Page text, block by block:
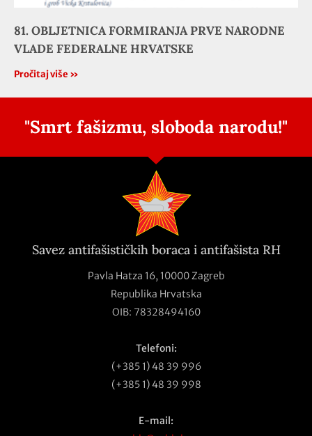
81. OBLJETNICA FORMIRANJA PRVE NARODNE
VLADE FEDERALNE HRVATSKE
Pročitaj više »
"Smrt fašizmu, sloboda narodu!"
Savez antifašističkih boraca i antifašista RH
Pavla Hatza 16, 10000 Zagreb
Republika Hrvatska
OIB: 78328494160
Telefoni:
(+385 1) 48 39 996
(+385 1) 48 39 998
E-mail: